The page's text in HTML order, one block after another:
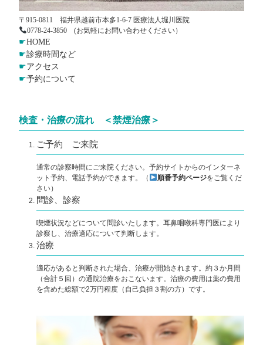
〒915-0811 福井県越前市本多1-6-7 医療法人堀川医院
0778-24-3850 (お気軽にお問い合わせください）
☛HOME
☛診療時間など
☛アクセス
☛予約について
検査・治療の流れ ＜禁煙治療＞
ご予約 ご来院
通常の診察時間にご来院ください。予約サイトからのインターネ
ット予約、電話予約ができます。（
順番予約ページをご覧くだ
さい）
問診、診察
喫煙状況などについて問診いたします。耳鼻咽喉科専門医により
診察し、治療適応について判断します。
治療
適応があると判断された場合、治療が開始されます。約３か月間
（合計５回）の通院治療をおこないます。治療の費用は薬の費用
を含めた総額で2万円程度（自己負担３割の方）です。